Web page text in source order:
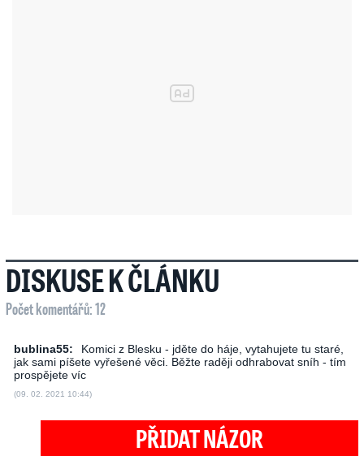
DISKUSE K ČLÁNKU
Počet komentářů: 12
bublina55:
Komici z Blesku - jděte do háje, vytahujete tu staré,
jak sami píšete vyřešené věci. Běžte raději odhrabovat sníh - tím
prospějete víc
(09. 02. 2021 10:44)
PŘIDAT NÁZOR